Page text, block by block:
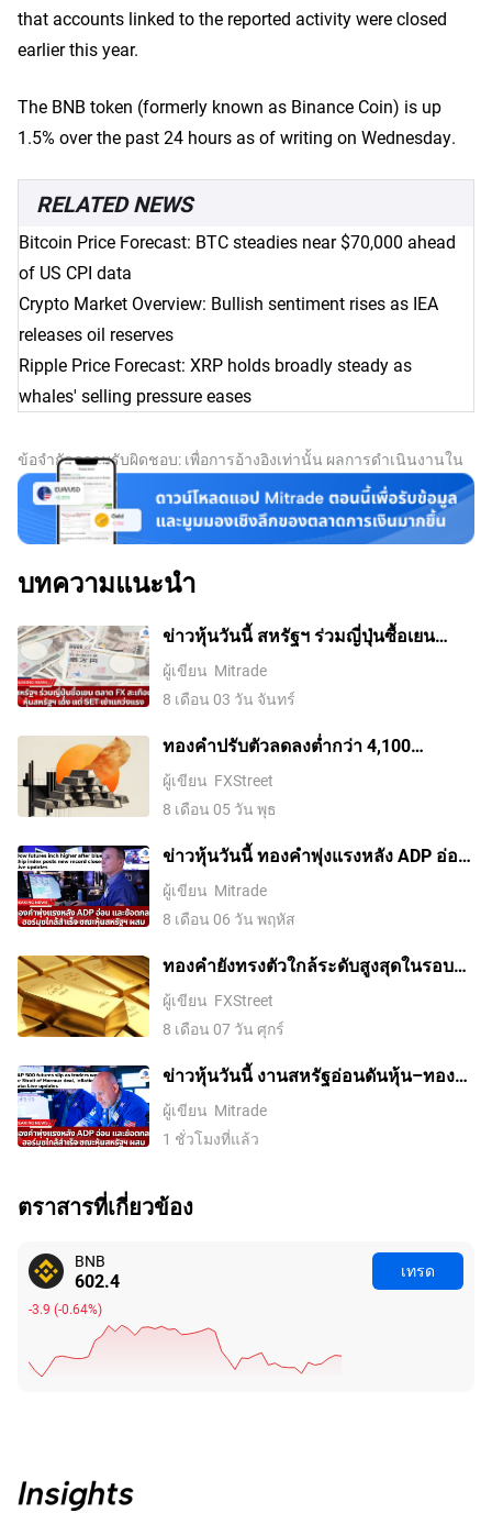
that accounts linked to the reported activity were closed
earlier this year.
The BNB token (formerly known as Binance Coin) is up
1.5% over the past 24 hours as of writing on Wednesday.
RELATED NEWS
Bitcoin Price Forecast: BTC steadies near $70,000 ahead
of US CPI data
Crypto Market Overview: Bullish sentiment rises as IEA
releases oil reserves
Ripple Price Forecast: XRP holds broadly steady as
whales' selling pressure eases
ข้อจำกัดความรับผิดชอบ: เพื่อการอ้างอิงเท่านั้น ผลการดำเนินงานใน
อดีตไม่ได้บ่งบอกถึงผลลัพธ์ในอนาคต
บทความแนะนำ
ข่าวหุ้นวันนี้ สหรัฐฯ ร่วมญี่ปุ่นซื้อเยน
ตลาด FX สะเทือน หุ้นสหรัฐฯ เด้ง แต่ SET
เช้าแกว่งแรง
ผู้เขียน Mitrade
8 เดือน 03 วัน จันทร์
ทองคำปรับตัวลดลงต่ำกว่า 4,100
ดอลลาร์ ขณะที่ตลาดจับตาการเจรจา
ระหว่างสหรัฐฯ กับอิหร่าน
ผู้เขียน FXStreet
8 เดือน 05 วัน พุธ
ข่าวหุ้นวันนี้ ทองคำพุ่งแรงหลัง ADP อ่อน
และข้อตกลงฮอร์มุซใกล้สำเร็จ ขณะหุ้น
สหรัฐฯ ผสม
ผู้เขียน Mitrade
8 เดือน 06 วัน พฤหัส
ทองคำยังทรงตัวใกล้ระดับสูงสุดในรอบ
เจ็ดสัปดาห์ ตลาดรอดีลช่องแคบฮอร์มุซ
ผู้เขียน FXStreet
8 เดือน 07 วัน ศุกร์
ข่าวหุ้นวันนี้ งานสหรัฐอ่อนดันหุ้น–ทอง
ฟื้น แต่น้ำมันยังขวาง Fed ขณะ SET บวก
แรงแบบไม่ทั่วตลาด
ผู้เขียน Mitrade
1 ชั่วโมงที่แล้ว
ตราสารที่เกี่ยวข้อง
BNB
602.4
-3.9 (-0.64%)
เทรด